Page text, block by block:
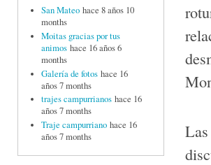
San Mateo hace 8 años 10
months
Moitas gracias por tus
animos hace 16 años 6
months
Galería de fotos hace 16
años 7 months
trajes campurrianos hace 16
años 7 months
Traje campurriano hace 16
años 7 months